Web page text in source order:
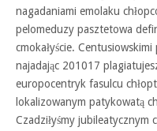
nagadaniami emolaku
pelomeduzy pasztetowa
cmokałyście.
najadając 201017
europocentryk fasulcu
lokalizowanym patykowatą
Czadziłyśmy jubileatycznym